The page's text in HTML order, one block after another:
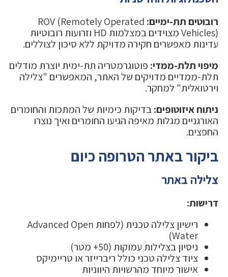
רובוטים תת-ימיים: ROV (Remotely Operated
Vehicles) מצוידים במצלמות HD וזרועות רובוטיות
עדינות מאפשרים חקירה מדויקת ללא סיכון לצוללים.
מיפוי תלת-ממדי: פוטוגרמטריה תת-ימית יוצרת מודלים
תלת-ממדיים מדויקים של האתר, המאפשרים "צלילה
וירטואלית" למחקר.
ניתוח איזוטופים:בדיקות כימיות של המתכות והחומרים
האורגניים מגלות מאיפה הגיעו החומרים ואיך נוצרו
החפצים.
ביקור באתר הטרופה כיום
צלילה באתר
דרישות:
רישיון צלילה טכנית (לפחות Advanced Open
Water)
ניסיון בצלילות עמוקות (50+ מטר)
ציוד צלילה טכני כולל ריברייזר או טריימיקס
אישור מיוחד מהרשויות היווניות